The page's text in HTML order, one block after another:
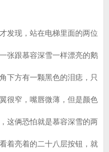
现，站在电梯里面的两位
张跟慕容深雪一样漂亮的鹅
下方有一颗黑色的泪痣，只
很窄，嘴唇微薄，但是颜色
这俩恐怕就是慕容深雪的两
着亮着的二十八层按钮，就